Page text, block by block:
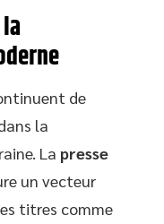
de
la
La presse
un vecteur
titres comme